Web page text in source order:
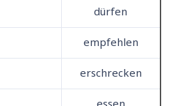
dürfen
empfehlen
erschrecken